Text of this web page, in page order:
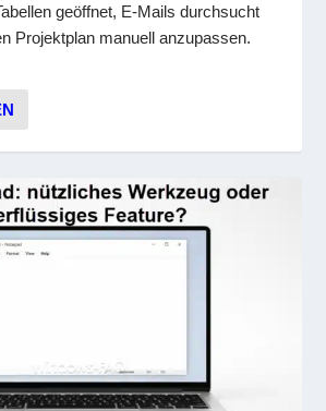
geöffnet, E-Mails durchsucht
Projektplan manuell anzupassen.